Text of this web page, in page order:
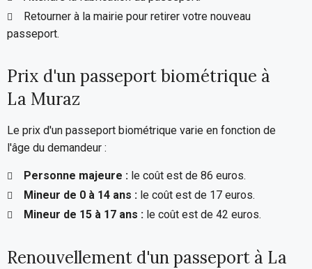
Retourner à la mairie pour retirer votre nouveau
passeport.
Prix d'un passeport biométrique à
La Muraz
Le prix d'un passeport biométrique varie en fonction de
l'âge du demandeur :
Personne majeure : le coût est de 86 euros.
Mineur de 0 à 14 ans : le coût est de 17 euros.
Mineur de 15 à 17 ans : le coût est de 42 euros.
Renouvellement d'un passeport à La